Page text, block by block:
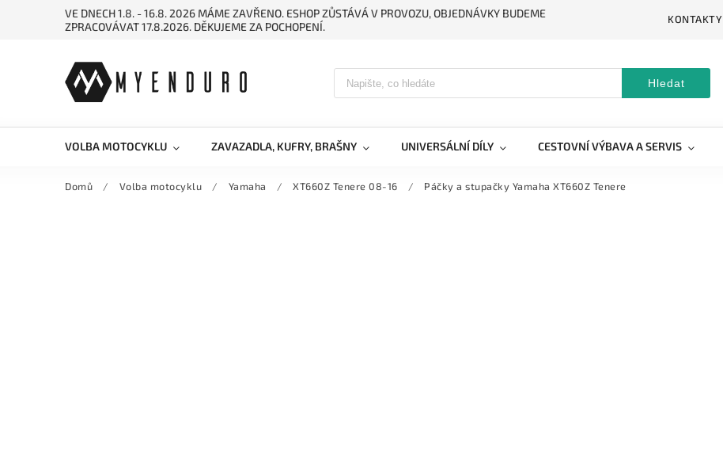
VE DNECH 1.8. - 16.8. 2026 MÁME ZAVŘENO. ESHOP ZŮSTÁVÁ V PROVOZU, OBJEDNÁVKY BUDEME
ZPRACOVÁVAT 17.8.2026. DĚKUJEME ZA POCHOPENÍ.
KONTAKTY
Hledat
VOLBA MOTOCYKLU ZAVAZADLA, KUFRY, BRAŠNY UNIVERSÁLNÍ DÍLY CESTOVNÍ VÝBAVA A SERVIS
Domů / Volba motocyklu / Yamaha / XT660Z Tenere 08-16 / Páčky a stupačky Yamaha XT660Z Tenere